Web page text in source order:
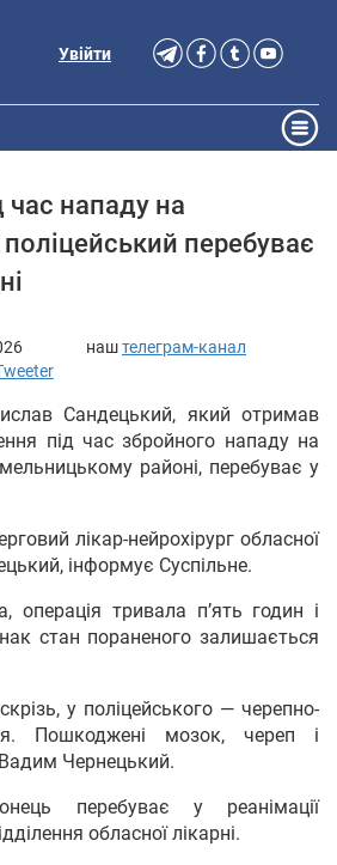
Увійти
час нападу на
перебуває
наштелеграм-канал
Сандецький, який отримав
під час збройного нападу на
районі, перебуває у
лікар-нейрохірург обласної
інформує Суспільне.
тривала п’ять годин і
стан пораненого залишається
у поліцейського — черепно-
Пошкоджені мозок, череп і
Чернецький.
перебуває у реанімації
обласної лікарні.